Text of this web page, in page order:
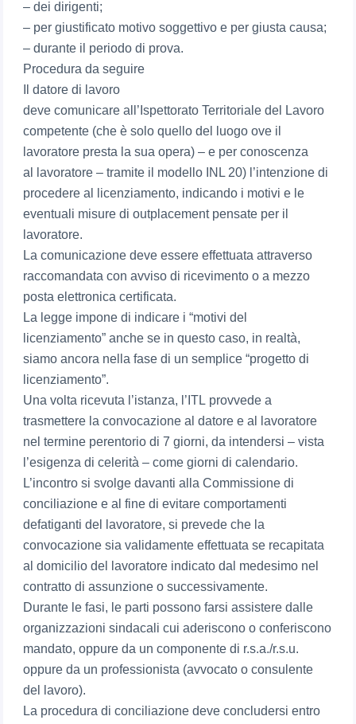
– dei dirigenti;
– per giustificato motivo soggettivo e per giusta causa;
– durante il periodo di prova.
Procedura da seguire
Il datore di lavoro
deve comunicare all’Ispettorato Territoriale del Lavoro
competente (che è solo quello del luogo ove il
lavoratore presta la sua opera) – e per conoscenza
al lavoratore – tramite il modello INL 20) l’intenzione di
procedere al licenziamento, indicando i motivi e le
eventuali misure di outplacement pensate per il
lavoratore.
La comunicazione deve essere effettuata attraverso
raccomandata con avviso di ricevimento o a mezzo
posta elettronica certificata.
La legge impone di indicare i “motivi del
licenziamento” anche se in questo caso, in realtà,
siamo ancora nella fase di un semplice “progetto di
licenziamento”.
Una volta ricevuta l’istanza, l’ITL provvede a
trasmettere la convocazione al datore e al lavoratore
nel termine perentorio di 7 giorni, da intendersi – vista
l’esigenza di celerità – come giorni di calendario.
L’incontro si svolge davanti alla Commissione di
conciliazione e al fine di evitare comportamenti
defatiganti del lavoratore, si prevede che la
convocazione sia validamente effettuata se recapitata
al domicilio del lavoratore indicato dal medesimo nel
contratto di assunzione o successivamente.
Durante le fasi, le parti possono farsi assistere dalle
organizzazioni sindacali cui aderiscono o conferiscono
mandato, oppure da un componente di r.s.a./r.s.u.
oppure da un professionista (avvocato o consulente
del lavoro).
La procedura di conciliazione deve concludersi entro